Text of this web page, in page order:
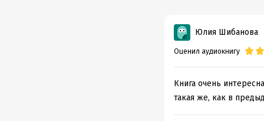
Дата
Юлия Шибанова
Оценил аудиокнигу
Книга очень
такая же, как в